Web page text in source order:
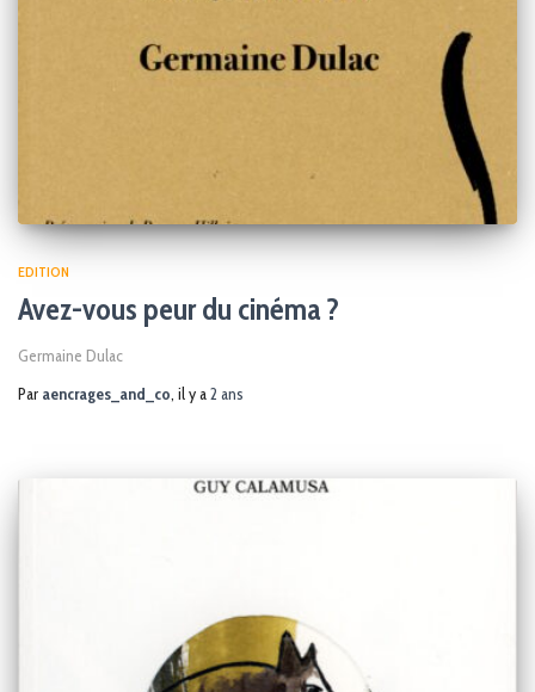
EDITION
Avez-vous peur du cinéma ?
Germaine Dulac
Par aencrages_and_co , il y a2 ans